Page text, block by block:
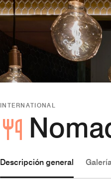
INTERNATIONAL
Descripción general